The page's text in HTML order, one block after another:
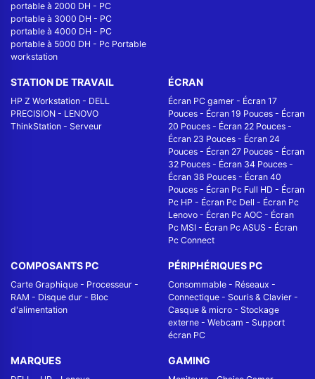
portable à 2000 DH - PC
portable à 3000 DH - PC
portable à 4000 DH - PC
portable à 5000 DH - Pc Portable
workstation
STATION DE TRAVAIL
HP Z Workstation - DELL
PRECISION - LENOVO
ThinkStation - Serveur
ÉCRAN
Écran PC gamer - Écran 17
Pouces - Écran 19 Pouces - Écran
20 Pouces - Écran 22 Pouces -
Écran 23 Pouces - Écran 24
Pouces - Écran 27 Pouces - Écran
32 Pouces - Écran 34 Pouces -
Écran 38 Pouces - Écran 40
Pouces - Écran Pc Full HD - Écran
Pc HP - Écran Pc Dell - Écran Pc
Lenovo - Écran Pc AOC - Écran
Pc MSI - Écran Pc ASUS - Écran
Pc Connect
COMPOSANTS PC
Carte Graphique - Processeur -
RAM - Disque dur - Bloc
d'alimentation
PÉRIPHÉRIQUES PC
Consommable - Réseaux -
Connectique - Souris & Clavier -
Casque & micro - Stockage
externe - Webcam - Support
écran PC
MARQUES GAMING